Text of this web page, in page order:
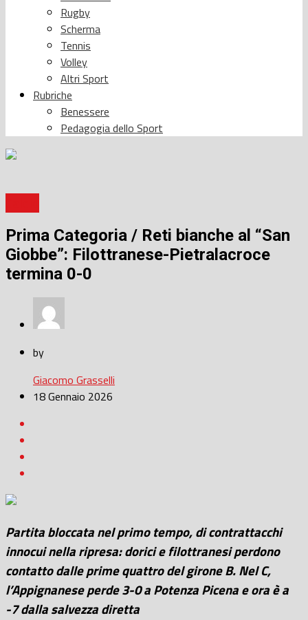
Rugby
Scherma
Tennis
Volley
Altri Sport
Rubriche
Benessere
Pedagogia dello Sport
Prima Categoria / Reti bianche al “San
Giobbe”: Filottranese-Pietralacroce
termina 0-0
by
Giacomo Grasselli
18 Gennaio 2026
Partita bloccata nel primo tempo, di contrattacchi
innocui nella ripresa: dorici e filottranesi perdono
contatto dalle prime quattro del girone B. Nel C,
l’Appignanese perde 3-0 a Potenza Picena e ora è a
-7 dalla salvezza diretta